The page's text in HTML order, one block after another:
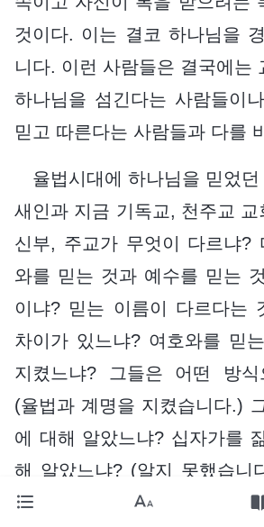
것이다. 이는 결코 하나님을
니다. 이런 사람들은 결국에는
하나님을 섬긴다는 사람들이
믿고 따른다는 사람들과 다를
율법시대에 하나님을 믿었
새인과 지금 기독교, 천주교
신부, 주교가 무엇이 다르냐?
와를 믿는 것과 예수를 믿는
이냐? 믿는 이름이 다르다는
차이가 있느냐? 여호와를 믿
지켰느냐? 그들은 어떤 방식
(율법과 계명을 지켰습니다.)
에 대해 알았느냐? 십자가를
해 알았느냐? (알지 못했습니
나님이 진리이자 길이자 생명